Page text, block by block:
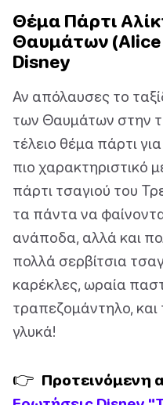
Θέμα Πάρτι
Θαυμάτων (Alice
Disney
Αν απόλαυσες το
των Θαυμάτων στην
τέλειο θέμα πάρτι
πιο χαρακτηριστικό
πάρτι τσαγιού του
τα πάντα να
ανάποδα, αλλά και
πολλά σερβίτσια
καρέκλες, ωραία
τραπεζομάντηλο, και
γλυκά!
👉 Προτεινόμενη